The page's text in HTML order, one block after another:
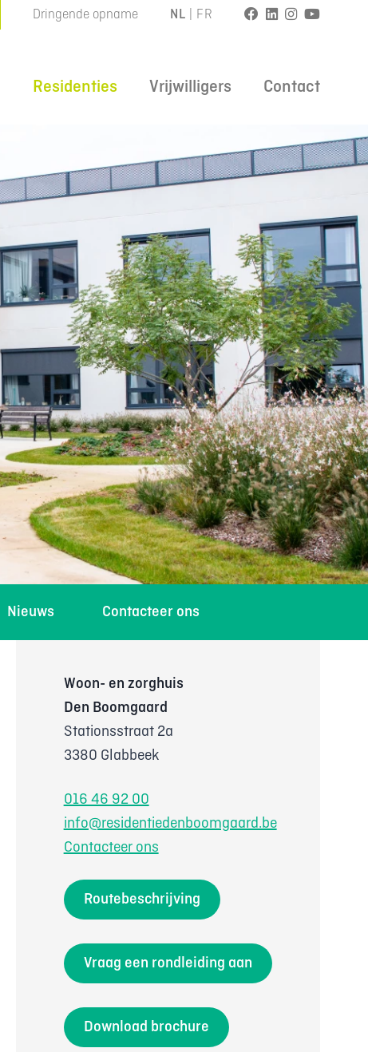
Dringende opname NL FR
Residenties Vrijwilligers Contact
Nieuws Contacteer ons
Woon- en zorghuis
Den Boomgaard
Stationsstraat 2a
3380 Glabbeek
016 46 92 00
info@residentiedenboomgaard.be
Contacteer ons
Routebeschrijving
Vraag een rondleiding aan
Download brochure